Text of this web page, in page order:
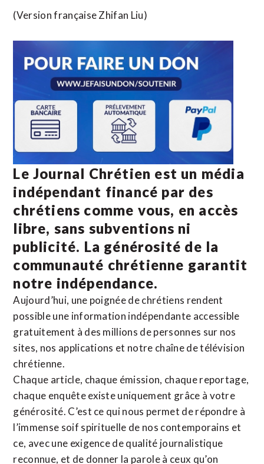
(Version française Zhifan Liu)
Le Journal Chrétien est un média
indépendant financé par des
chrétiens comme vous, en accès
libre, sans subventions ni
publicité. La générosité de la
communauté chrétienne garantit
notre indépendance.
Aujourd’hui, une poignée de chrétiens rendent
possible une information indépendante accessible
gratuitement à des millions de personnes sur nos
sites, nos applications et notre chaîne de télévision
chrétienne.
Chaque article, chaque émission, chaque reportage,
chaque enquête existe uniquement grâce à votre
générosité. C’est ce qui nous permet de répondre à
l’immense soif spirituelle de nos contemporains et
ce, avec une exigence de qualité journalistique
reconnue, et de donner la parole à ceux qu’on